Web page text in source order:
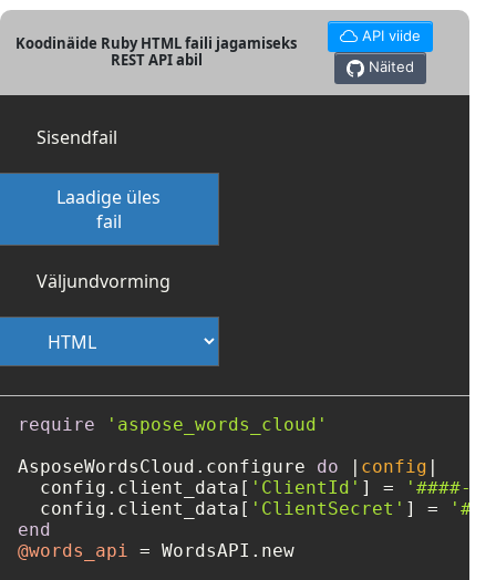
Koodinäide Ruby HTML faili jagamiseks
REST API abil
API viide
Näited
Sisendfail
Laadige üles
fail
Väljundvorming
require
'aspose_words_cloud'
AsposeWordsCloud.configure do | config |
  config.client_data[
'ClientId' ] =
'####-
  config.client_data[
'ClientSecret' ] =
end
@words_api = WordsAPI.new